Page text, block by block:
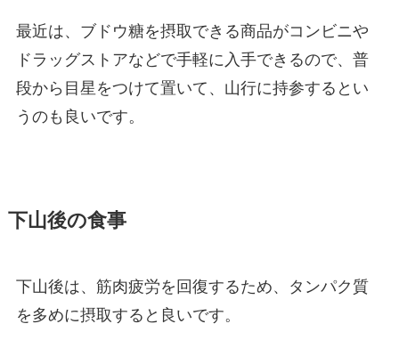
最近は、ブドウ糖を摂取できる商品がコンビニや
ドラッグストアなどで手軽に入手できるので、普
段から目星をつけて置いて、山行に持参するとい
うのも良いです。
下山後の食事
下山後は、筋肉疲労を回復するため、タンパク質
を多めに摂取すると良いです。